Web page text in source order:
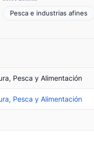
Pesca e industrias afines
Pesca y Alimentación
Pesca y Alimentación